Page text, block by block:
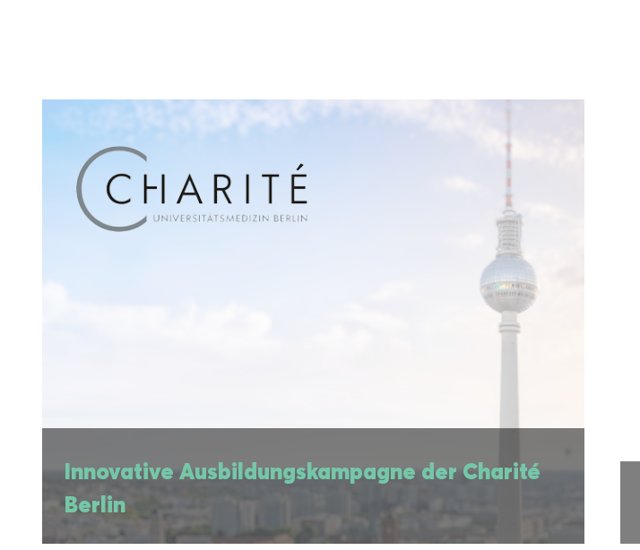
Innovative Ausbildungskampagne der Charité Berlin
Innovative Ausbildungskampagne der Charité
Berlin